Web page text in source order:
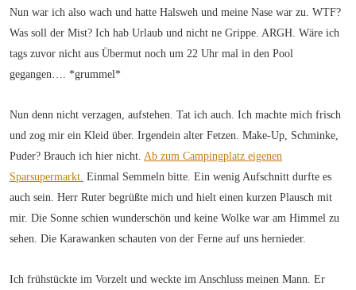
Nun war ich also wach und hatte Halsweh und meine Nase war zu. WTF?
Was soll der Mist? Ich hab Urlaub und nicht ne Grippe. ARGH. Wäre ich
tags zuvor nicht aus Übermut noch um 22 Uhr mal in den Pool
gegangen…. *grummel*
Nun denn nicht verzagen, aufstehen. Tat ich auch. Ich machte mich frisch
und zog mir ein Kleid über. Irgendein alter Fetzen. Make-Up, Schminke,
Puder? Brauch ich hier nicht. Ab zum Campingplatz eigenen
Sparsupermarkt. Einmal Semmeln bitte. Ein wenig Aufschnitt durfte es
auch sein. Herr Ruter begrüßte mich und hielt einen kurzen Plausch mit
mir. Die Sonne schien wunderschön und keine Wolke war am Himmel zu
sehen. Die Karawanken schauten von der Ferne auf uns hernieder.
Ich frühstückte im Vorzelt und weckte im Anschluss meinen Mann. Er